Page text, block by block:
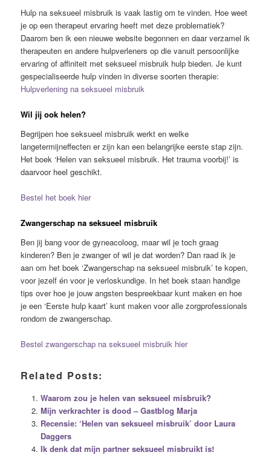
Hulp na seksueel misbruik is vaak lastig om te vinden. Hoe weet
je op een therapeut ervaring heeft met deze problematiek?
Daarom ben ik een nieuwe website begonnen en daar verzamel ik
therapeuten en andere hulpverleners op die vanuit persoonlijke
ervaring of affiniteit met seksueel misbruik hulp bieden. Je kunt
gespecialiseerde hulp vinden in diverse soorten therapie:
Hulpverlening na seksueel misbruik
Wil jij ook helen?
Begrijpen hoe seksueel misbruik werkt en welke
langetermijneffecten er zijn kan een belangrijke eerste stap zijn.
Het boek ‘Helen van seksueel misbruik. Het trauma voorbij!’ is
daarvoor heel geschikt.
Bestel het boek hier
Zwangerschap na seksueel misbruik
Ben jij bang voor de gyneacoloog, maar wil je toch graag
kinderen? Ben je zwanger of wil je dat worden? Dan raad ik je
aan om het boek ‘Zwangerschap na seksueel misbruik’ te kopen,
voor jezelf én voor je verloskundige. In het boek staan handige
tips over hoe je jouw angsten bespreekbaar kunt maken en hoe
je een ‘Eerste hulp kaart’ kunt maken voor alle zorgprofessionals
rondom de zwangerschap.
Bestel zwangerschap na seksueel misbruik hier
Related Posts:
Waarom zou je helen van seksueel misbruik?
Mijn verkrachter is dood – Gastblog Marja
Recensie: ‘Helen van seksueel misbruik’ door Laura
Daggers
Ik denk dat mijn partner seksueel misbruikt is!